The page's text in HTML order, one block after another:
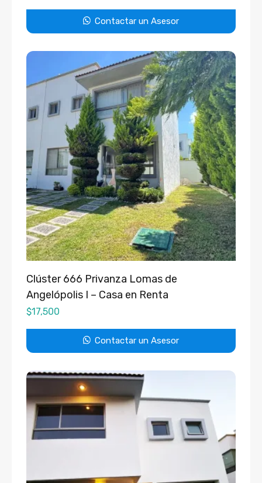
Contactar un Asesor
Clúster 666 Privanza Lomas de
Angelópolis I – Casa en Renta
$17,500
Contactar un Asesor